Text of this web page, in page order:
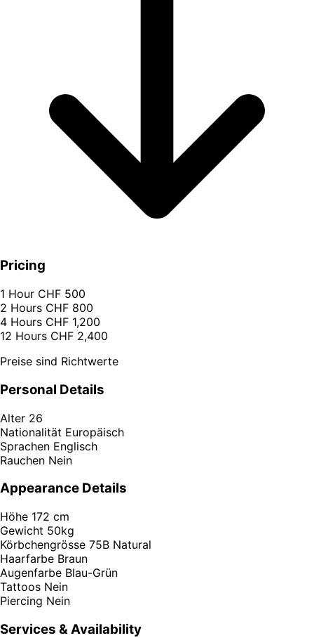
Pricing
1 Hour CHF 500
2 Hours CHF 800
4 Hours CHF 1,200
12 Hours CHF 2,400
Preise sind Richtwerte
Personal Details
Alter 26
Nationalität Europäisch
Sprachen Englisch
Rauchen Nein
Appearance Details
Höhe 172 cm
Gewicht 50kg
Körbchengrösse 75B Natural
Haarfarbe Braun
Augenfarbe Blau-Grün
Tattoos Nein
Piercing Nein
Services & Availability